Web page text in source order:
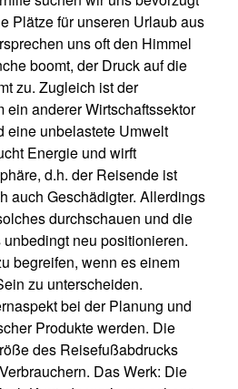
Plätze für unseren Urlaub aus
uns oft den Himmel
boomt, der Druck auf die
zu. Zugleich ist der
ein anderer Wirtschaftssektor
eine unbelastete Umwelt
Energie und wirft
d.h. der Reisende ist
auch Geschädigter. Allerdings
durchschauen und die
neu positionieren.
begreifen, wenn es einem
zu unterscheiden.
bei der Planung und
Produkte werden. Die
des Reisefußabdrucks
Das Werk: Die